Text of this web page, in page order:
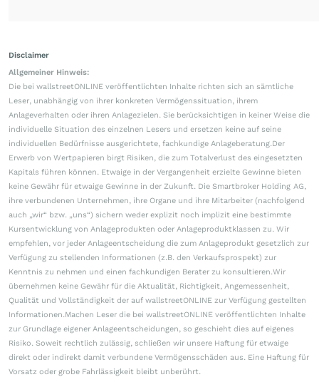
Disclaimer
Allgemeiner Hinweis:
Die bei wallstreetONLINE veröffentlichten Inhalte richten sich an sämtliche
Leser, unabhängig von ihrer konkreten Vermögenssituation, ihrem
Anlageverhalten oder ihren Anlagezielen. Sie berücksichtigen in keiner Weise die
individuelle Situation des einzelnen Lesers und ersetzen keine auf seine
individuellen Bedürfnisse ausgerichtete, fachkundige Anlageberatung.Der
Erwerb von Wertpapieren birgt Risiken, die zum Totalverlust des eingesetzten
Kapitals führen können. Etwaige in der Vergangenheit erzielte Gewinne bieten
keine Gewähr für etwaige Gewinne in der Zukunft. Die Smartbroker Holding AG,
ihre verbundenen Unternehmen, ihre Organe und ihre Mitarbeiter (nachfolgend
auch „wir“ bzw. „uns“) sichern weder explizit noch implizit eine bestimmte
Kursentwicklung von Anlageprodukten oder Anlageproduktklassen zu. Wir
empfehlen, vor jeder Anlageentscheidung die zum Anlageprodukt gesetzlich zur
Verfügung zu stellenden Informationen (z.B. den Verkaufsprospekt) zur
Kenntnis zu nehmen und einen fachkundigen Berater zu konsultieren.Wir
übernehmen keine Gewähr für die Aktualität, Richtigkeit, Angemessenheit,
Qualität und Vollständigkeit der auf wallstreetONLINE zur Verfügung gestellten
Informationen.Machen Leser die bei wallstreetONLINE veröffentlichten Inhalte
zur Grundlage eigener Anlageentscheidungen, so geschieht dies auf eigenes
Risiko. Soweit rechtlich zulässig, schließen wir unsere Haftung für etwaige
direkt oder indirekt damit verbundene Vermögensschäden aus. Eine Haftung für
Vorsatz oder grobe Fahrlässigkeit bleibt unberührt.